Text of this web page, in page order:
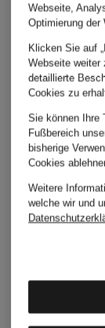
Webseite,
Optimierung der
Klicken Sie auf
Webseite weiter
detaillierte
Cookies zu
Sie können Ihre
Fußbereich
bisherige
Cookies
Weitere
welche wir und